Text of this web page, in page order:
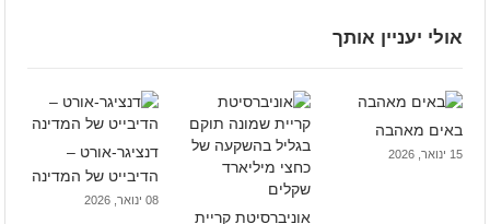
אולי יעניין אותך
באים מאהבה
15 ינואר, 2026
אוניברסיטת קריית
דנציגר-אורט –
הדיבייט של המדינה
08 ינואר, 2026